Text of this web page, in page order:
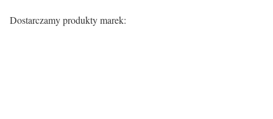
Dostarczamy produkty marek: